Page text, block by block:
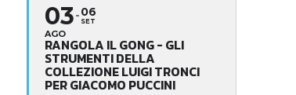
03
AGO
06
SET
RANGOLA IL GONG - GLI
STRUMENTI DELLA
COLLEZIONE LUIGI TRONCI
PER GIACOMO PUCCINI